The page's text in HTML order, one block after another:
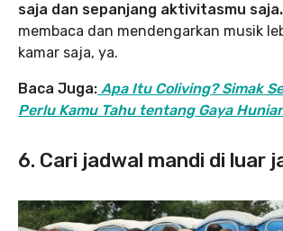
saja dan sepanjang aktivitasmu saja.
membaca dan mendengarkan musik
kamar saja, ya.
Baca Juga: Apa Itu Coliving? Simak
Perlu Kamu Tahu tentang Gaya
6. Cari jadwal mandi di luar